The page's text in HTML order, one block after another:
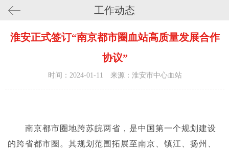
工作动态
淮安正式签订“南京都市圈血站高质量发展合作
协议”
时间：2024-01-11 来源：淮安市中心血站
南京都市圈地跨苏皖两省，是中国第一个规划建设
的跨省都市圈。其规划范围拓展至南京、镇江、扬州、